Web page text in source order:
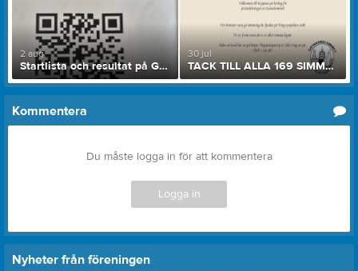
2 aug
Startlista och resultat på Göta Kanalsimmet 2026
30 jul
TACK TILL ALLA 169 SIMMARE SOM ÄR FÖRANMÄLDA!
Kommentera
Du måste logga in för att kommentera
Logga in
Nyheter från föreningen